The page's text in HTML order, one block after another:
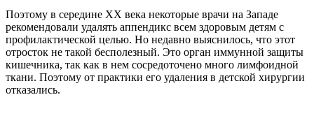
Поэтому в середине XX века некоторые врачи на Западе
рекомендовали удалять аппендикс всем здоровым детям с
профилактической целью. Но недавно выяснилось, что этот
отросток не такой бесполезный. Это орган иммунной защиты
кишечника, так как в нем сосредоточено много лимфоидной
ткани. Поэтому от практики его удаления в детской хирургии
отказались.